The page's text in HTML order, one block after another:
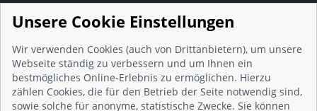
Presse & Wissen
Presse und Informationen
Blog
Häufig gestellte Fragen (FAQ)
Studie: Digitalisierungsbarometer
Initiative gegen Fake-Bewertungen
Unsere Cookie Einstellungen
Wir verwenden Cookies (auch von Drittanbietern), um unsere
Webseite ständig zu verbessern und um Ihnen ein
bestmögliches Online-Erlebnis zu ermöglichen. Hierzu
zählen Cookies, die für den Betrieb der Seite notwendig sind,
sowie solche für anonyme, statistische Zwecke. Sie können